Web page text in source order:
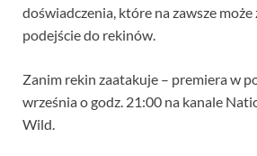
doświadczenia, które na zawsze może
podejście do rekinów.
Zanim rekin zaatakuje – premiera w
września o godz. 21:00 na kanale
Wild.